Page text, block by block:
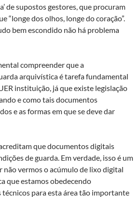
de supostos gestores, que procuram
“longe dos olhos, longe do coração”.
bem escondido não há problema
compreender que a
arquivística é tarefa fundamental
instituição, já que existe legislação
e como tais documentos
e as formas em que se deve dar
que documentos digitais
de guarda. Em verdade, isso é um
não vermos o acúmulo de lixo digital
que estamos obedecendo
para esta área tão importante